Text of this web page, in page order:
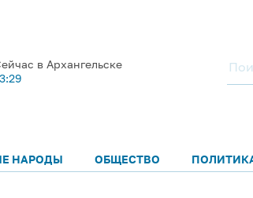
в Архангельске
НАРОДЫ ОБЩЕСТВО